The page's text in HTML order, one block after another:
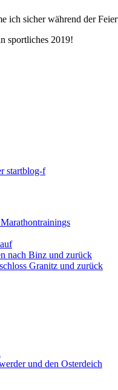
sicher während der
sportliches 2019!
startblog-f
nach Binz und zurück
Granitz und zurück
und den Osterdeich